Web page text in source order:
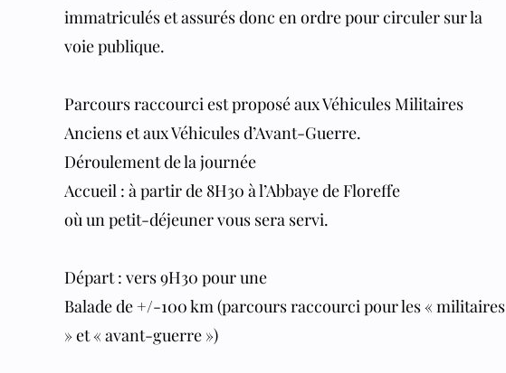
immatriculés et assurés donc en ordre pour circuler sur la
voie publique.
Parcours raccourci est proposé aux Véhicules Militaires
Anciens et aux Véhicules d’Avant-Guerre.
Déroulement de la journée
Accueil : à partir de 8H30 à l’Abbaye de Floreffe
où un petit-déjeuner vous sera servi.
Départ : vers 9H30 pour une
Balade de +/-100 km (parcours raccourci pour les « militaires
» et « avant-guerre »)